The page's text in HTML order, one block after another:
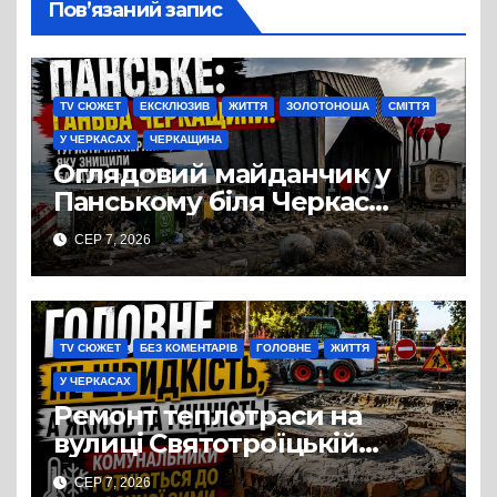
Пов’язаний запис
TV СЮЖЕТ ЕКСКЛЮЗИВ ЖИТТЯ ЗОЛОТОНОША СМІТТЯ
У ЧЕРКАСАХ ЧЕРКАЩИНА
Оглядовий майданчик у
Панському біля Черкас
перетворився на занедбане
сміттєзвалище
СЕР 7, 2026
TV СЮЖЕТ БЕЗ КОМЕНТАРІВ ГОЛОВНЕ ЖИТТЯ
У ЧЕРКАСАХ
Ремонт теплотраси на
вулиці Святотроїцькій
затягнувся порівняно із
СЕР 7, 2026